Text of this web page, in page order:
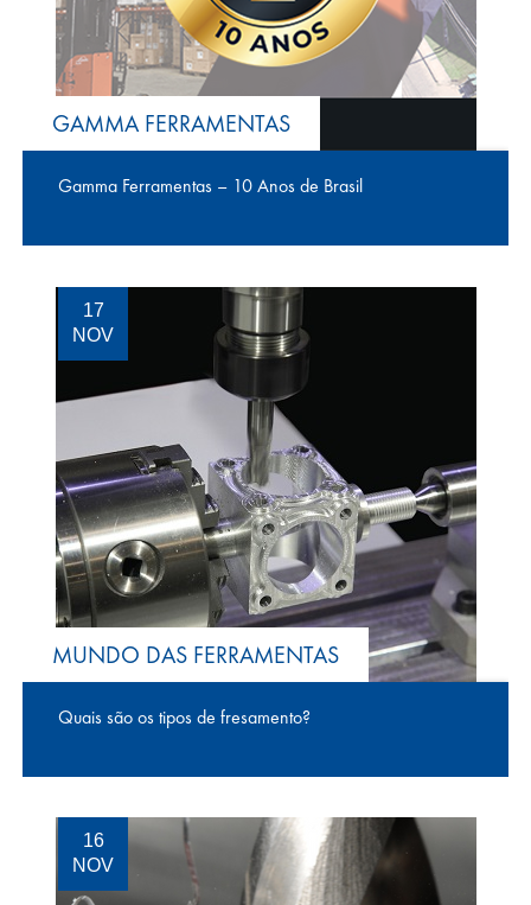
GAMMA FERRAMENTAS
Gamma Ferramentas – 10 Anos de Brasil
17
NOV
MUNDO DAS FERRAMENTAS
Quais são os tipos de fresamento?
16
NOV